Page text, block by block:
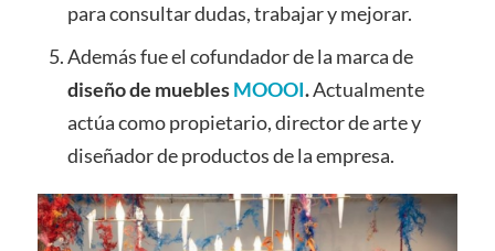
para consultar dudas, trabajar y mejorar.
Además fue el cofundador de la marca de
diseño de mueblesMOOOI.Actualmente
actúa como propietario, director de arte y
diseñador de productos de la empresa.